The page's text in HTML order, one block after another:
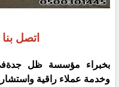
اتصل
بخبراء مؤسسة ظل
وخدمة عملاء راقية